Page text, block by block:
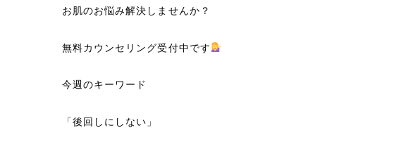
お肌のお悩み解決しませんか？
無料カウンセリング受付中です
今週のキーワード
「後回しにしない」